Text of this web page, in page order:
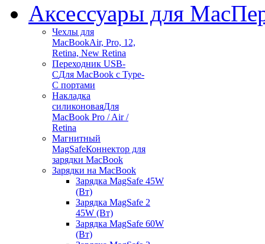
Аксессуары для Mac
Чехлы для
MacBookAir, Pro, 12,
Retina, New Retina
Переходник USB-
CДля MacBook с Type-
C портами
Накладка
силиконоваяДля
MacBook Pro / Air /
Retina
Магнитный
MagSafeКоннектор для
зарядки MacBook
Зарядки на MacBook
Зарядка MagSafe 45W
(Вт)
Зарядка MagSafe 2
45W (Вт)
Зарядка MagSafe 60W
(Вт)